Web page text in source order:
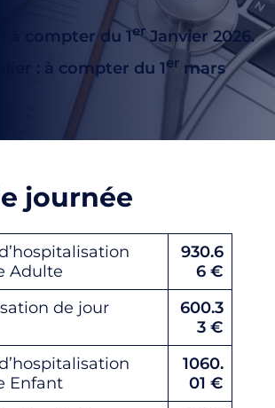
: à compter du 1erJanvier 2026.
: à compter du 1er mars
journée
Adulte
930.6
6 €
de jour
600.3
3 €
Enfant
1060.
01 €